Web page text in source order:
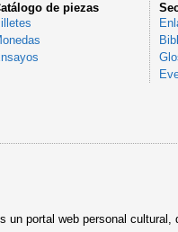
de piezas
un portal web personal